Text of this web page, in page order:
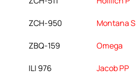
ZCH-950 Montana S
ZBQ-159 Omega
ILI 976 Jacob PP